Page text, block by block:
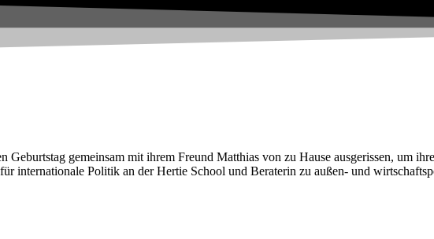
Geburtstag gemeinsam mit ihrem Freund Matthias von zu Hause ausgerissen, um
internationale Politik an der Hertie School und Beraterin zu außen- und